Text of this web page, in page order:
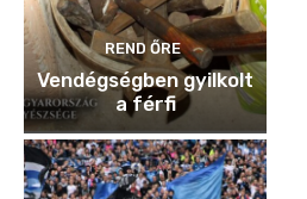
REND ŐRE
Vendégségben gyilkolt
a férfi